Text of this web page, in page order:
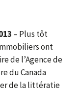
– Plus tôt
ont
de l’Agence de
du Canada
de la littératie